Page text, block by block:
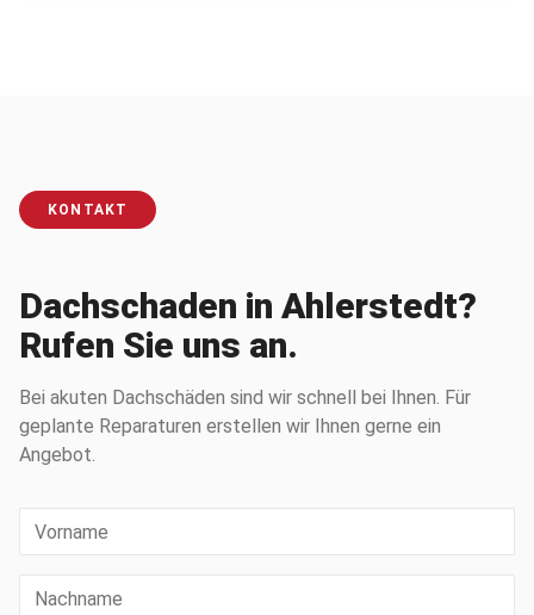
KONTAKT
Dachschaden in Ahlerstedt?
Rufen Sie uns an.
Bei akuten Dachschäden sind wir schnell bei Ihnen. Für
geplante Reparaturen erstellen wir Ihnen gerne ein
Angebot.